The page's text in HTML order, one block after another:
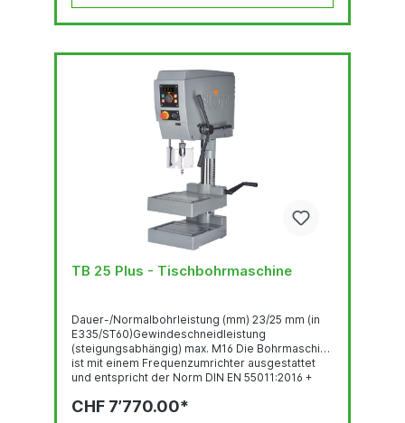
TB 25 Plus - Tischbohrmaschine
Dauer-/Normalbohrleistung (mm) 23/25 mm (in
E335/ST60)Gewindeschneidleistung
(steigungsabhängig) max. M16 Die Bohrmaschine
ist mit einem Frequenzumrichter ausgestattet
und entspricht der Norm DIN EN 55011:2016 +
gBedienpanel mit OLED-DisplayRobuste,
CHF 7’770.00*